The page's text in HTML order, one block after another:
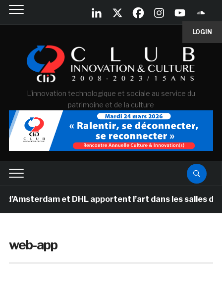
LOGIN
L'innovation technologique et sociale au service du
patrimoine et de la culture
et DHL apportent l’art dans les salles de classe
web-app